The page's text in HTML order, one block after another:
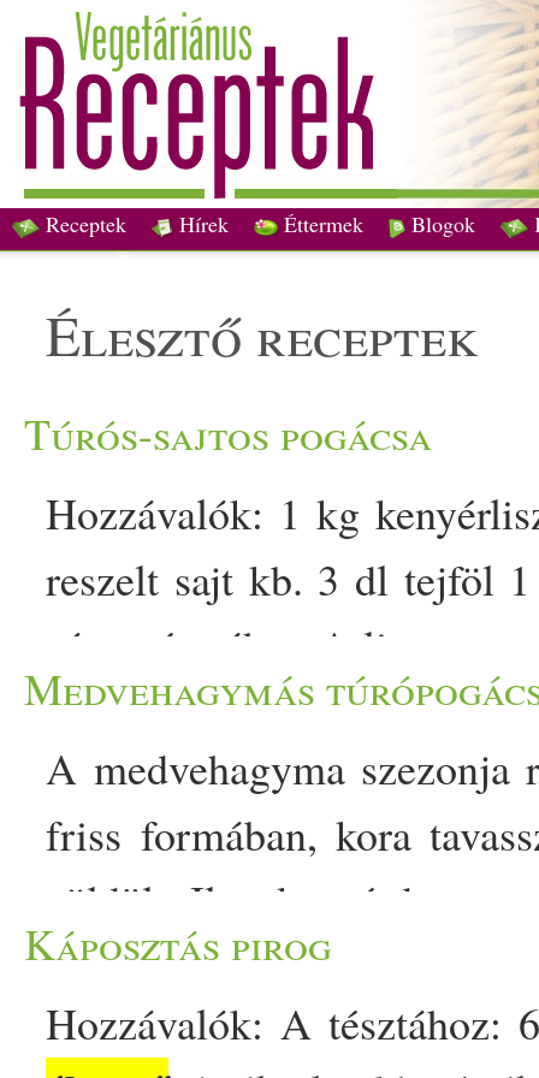
Receptek Hírek Éttermek Blogok
élesztő receptek
Túrós-sajtos pogácsa
Hozzávalók: 1 kg
reszelt sajt kb. 3 dl tejföl
víz a tésztához A lisztet
sót, a túrót és a sajtot,
élesztőt is. Hozzákeverjük
a tésztát. Egy kevés vizet
állagot kapjunk.
és elválik az edény
kelni körülbelül egy órát,
Medvehagymás
A medvehagyma
friss formában, kora
zöldül. Ilyenkor
frissen adja a
legtöbb értékes
Káposztás pirog
Hozzávalók: A